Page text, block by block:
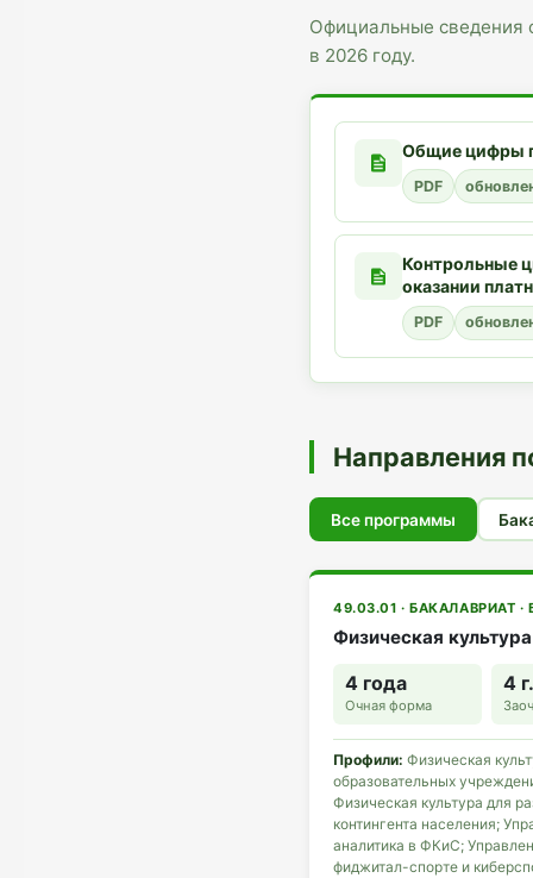
Официальные сведения
в 2026 году.
Общие цифры
PDF
Контрольные
оказании
PDF
Направления
Все программы
49.03.01 · БАКАЛАВРИАТ ·
Физическая культура
4 года
Очная форма
4
Профили: Физическая
образовательных
Физическая культура для
контингента населения;
аналитика в ФКиС;
фиджитал-спорте и